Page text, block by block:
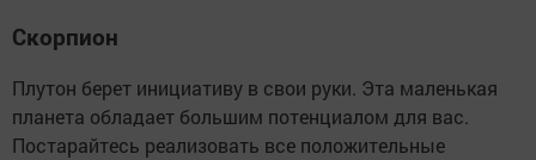
Скорпион
Плутон берет инициативу в свои руки. Эта маленькая
планета обладает большим потенциалом для вас.
Постарайтесь реализовать все положительные